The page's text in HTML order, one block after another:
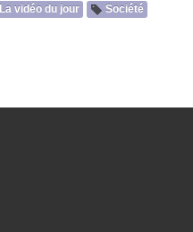
La vidéo du jour Société